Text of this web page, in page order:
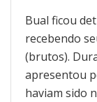
Bual ficou
recebendo
(brutos).
apresentou
haviam sido